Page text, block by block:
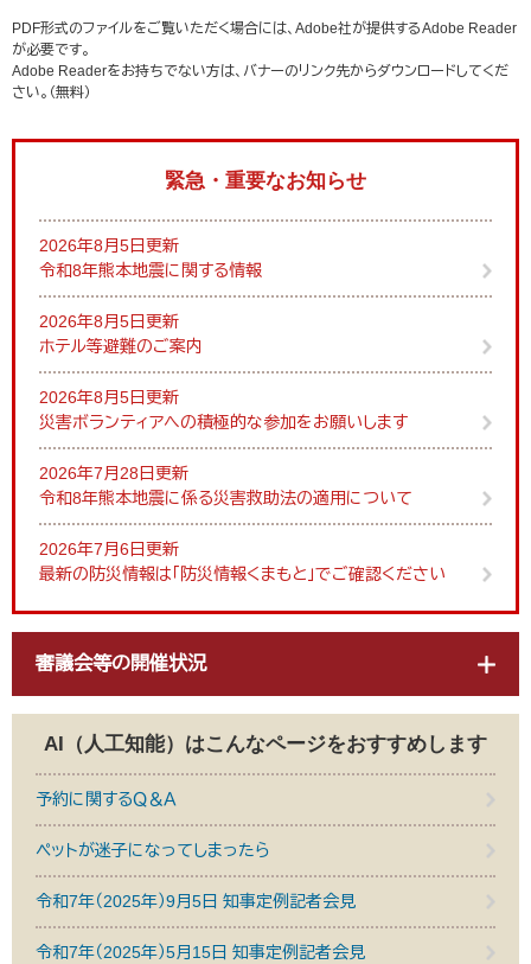
PDF形式のファイルをご覧いただく場合には、Adobe社が提供するAdobe Reader
が必要です。
Adobe Readerをお持ちでない方は、バナーのリンク先からダウンロードしてくだ
さい。（無料）
緊急・重要なお知らせ
2026年8月5日更新
令和8年熊本地震に関する情報
2026年8月5日更新
ホテル等避難のご案内
2026年8月5日更新
災害ボランティアへの積極的な参加をお願いします
2026年7月28日更新
令和8年熊本地震に係る災害救助法の適用について
2026年7月6日更新
最新の防災情報は「防災情報くまもと」でご確認ください
審議会等の開催状況
AI（人工知能）はこんなページをおすすめします
予約に関するＱ＆Ａ
ペットが迷子になってしまったら
令和7年（2025年）9月5日 知事定例記者会見
令和7年（2025年）5月15日 知事定例記者会見